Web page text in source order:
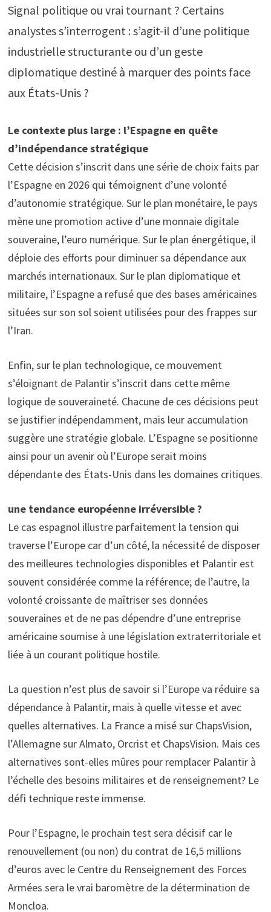
Signal politique ou vrai tournant ? Certains
analystes s’interrogent : s’agit-il d’une politique
industrielle structurante ou d’un geste
diplomatique destiné à marquer des points face
aux États-Unis ?
Le contexte plus large : l’Espagne en quête
d’indépendance stratégique
Cette décision s’inscrit dans une série de choix faits par
l’Espagne en 2026 qui témoignent d’une volonté
d’autonomie stratégique. Sur le plan monétaire, le pays
mène une promotion active d’une monnaie digitale
souveraine, l’euro numérique. Sur le plan énergétique, il
déploie des efforts pour diminuer sa dépendance aux
marchés internationaux. Sur le plan diplomatique et
militaire, l’Espagne a refusé que des bases américaines
situées sur son sol soient utilisées pour des frappes sur
l’Iran.
Enfin, sur le plan technologique, ce mouvement
s’éloignant de Palantir s’inscrit dans cette même
logique de souveraineté. Chacune de ces décisions peut
se justifier indépendamment, mais leur accumulation
suggère une stratégie globale. L’Espagne se positionne
ainsi pour un avenir où l’Europe serait moins
dépendante des États-Unis dans les domaines critiques.
une tendance européenne irréversible ?
Le cas espagnol illustre parfaitement la tension qui
traverse l’Europe car d’un côté, la nécessité de disposer
des meilleures technologies disponibles et Palantir est
souvent considérée comme la référence; de l’autre, la
volonté croissante de maîtriser ses données
souveraines et de ne pas dépendre d’une entreprise
américaine soumise à une législation extraterritoriale et
liée à un courant politique hostile.
La question n’est plus de savoir si l’Europe va réduire sa
dépendance à Palantir, mais à quelle vitesse et avec
quelles alternatives. La France a misé sur ChapsVision,
l’Allemagne sur Almato, Orcrist et ChapsVision. Mais ces
alternatives sont-elles mûres pour remplacer Palantir à
l’échelle des besoins militaires et de renseignement? Le
défi technique reste immense.
Pour l’Espagne, le prochain test sera décisif car le
renouvellement (ou non) du contrat de 16,5 millions
d’euros avec le Centre du Renseignement des Forces
Armées sera le vrai baromètre de la détermination de
Moncloa.